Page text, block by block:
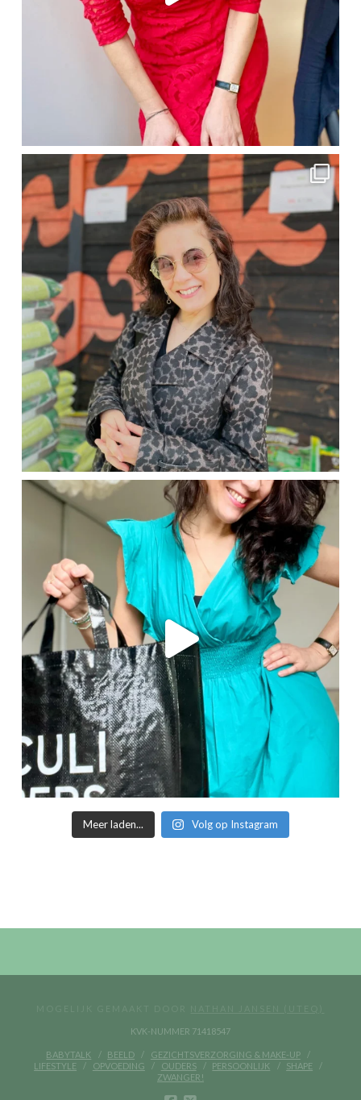
Meer laden... Volg op Instagram
KVK-NUMMER 71418547
BABYTALK BEELD
GEZICHTSVERZORGING & MAKE-UP
LIFESTYLE
OPVOEDING OUDERS PERSOONLIJK
SHAPE
ZWANGER!